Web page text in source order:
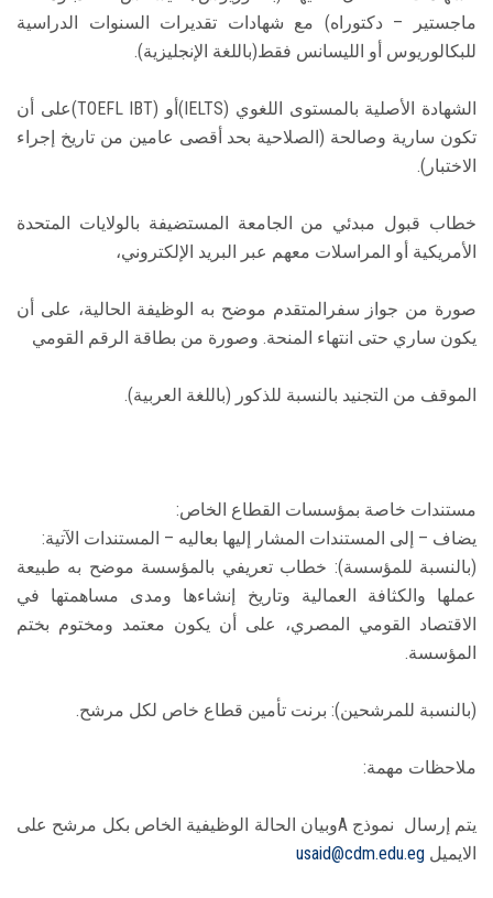
ماجستير – دكتوراه) مع شهادات تقديرات السنوات الدراسية
للبكالوريوس أو الليسانس فقط(باللغة الإنجليزية).
الشهادة الأصلية بالمستوى اللغوي (IELTS)أو (TOEFL IBT)على أن
تكون سارية وصالحة (الصلاحية بحد أقصى عامين من تاريخ إجراء
الاختبار).
خطاب قبول مبدئي من الجامعة المستضيفة بالولايات المتحدة
الأمريكية أو المراسلات معهم عبر البريد الإلكتروني،
صورة من جواز سفرالمتقدم موضح به الوظيفة الحالية، على أن
يكون ساري حتى انتهاء المنحة. وصورة من بطاقة الرقم القومي
الموقف من التجنيد بالنسبة للذكور (باللغة العربية).
مستندات خاصة بمؤسسات القطاع الخاص:
يضاف – إلى المستندات المشار إليها بعاليه – المستندات الآتية:
(بالنسبة للمؤسسة): خطاب تعريفي بالمؤسسة موضح به طبيعة
عملها والكثافة العمالية وتاريخ إنشاءها ومدى مساهمتها في
الاقتصاد القومي المصري، على أن يكون معتمد ومختوم بختم
المؤسسة.
(بالنسبة للمرشحين): برنت تأمين قطاع خاص لكل مرشح.
ملاحظات مهمة:
يتم إرسال نموذج Aوبيان الحالة الوظيفية الخاص بكل مرشح على
الايميل usaid@cdm.edu.eg